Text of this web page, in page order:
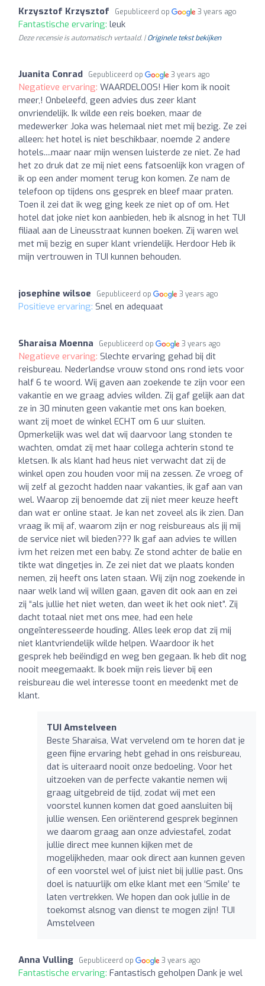
Krzysztof Krzysztof Gepubliceerd op 3 years ago
Fantastische ervaring: leuk
Deze recensie is automatisch vertaald. |Originele tekst bekijken
Juanita Conrad Gepubliceerd op 3 years ago
Negatieve ervaring: WAARDELOOS! Hier kom ik nooit
meer,! Onbeleefd, geen advies dus zeer klant
onvriendelijk. Ik wilde een reis boeken, maar de
medewerker Joka was helemaal niet met mij bezig. Ze zei
alleen: het hotel is niet beschikbaar, noemde 2 andere
hotels....maar naar mijn wensen luisterde ze niet. Ze had
het zo druk dat ze mij niet eens fatsoenlijk kon vragen of
ik op een ander moment terug kon komen. Ze nam de
telefoon op tijdens ons gesprek en bleef maar praten.
Toen il zei dat ik weg ging keek ze niet op of om. Het
hotel dat joke niet kon aanbieden, heb ik alsnog in het TUI
filiaal aan de Lineusstraat kunnen boeken. Zij waren wel
met mij bezig en super klant vriendelijk. Herdoor Heb ik
mijn vertrouwen in TUI kunnen behouden.
josephine wilsoe Gepubliceerd op 3 years ago
Positieve ervaring: Snel en adequaat
Sharaisa Moenna Gepubliceerd op 3 years ago
Negatieve ervaring: Slechte ervaring gehad bij dit
reisbureau. Nederlandse vrouw stond ons rond iets voor
half 6 te woord. Wij gaven aan zoekende te zijn voor een
vakantie en we graag advies wilden. Zij gaf gelijk aan dat
ze in 30 minuten geen vakantie met ons kan boeken,
want zij moet de winkel ECHT om 6 uur sluiten.
Opmerkelijk was wel dat wij daarvoor lang stonden te
wachten, omdat zij met haar collega achterin stond te
kletsen. Ik als klant had heus niet verwacht dat zij de
winkel open zou houden voor mij na zessen. Ze vroeg of
wij zelf al gezocht hadden naar vakanties, ik gaf aan van
wel. Waarop zij benoemde dat zij niet meer keuze heeft
dan wat er online staat. Je kan net zoveel als ik zien. Dan
vraag ik mij af, waarom zijn er nog reisbureaus als jij mij
de service niet wil bieden??? Ik gaf aan advies te willen
ivm het reizen met een baby. Ze stond achter de balie en
tikte wat dingetjes in. Ze zei niet dat we plaats konden
nemen, zij heeft ons laten staan. Wij zijn nog zoekende in
naar welk land wij willen gaan, gaven dit ook aan en zei
zij “als jullie het niet weten, dan weet ik het ook niet”. Zij
dacht totaal niet met ons mee, had een hele
ongeïnteresseerde houding. Alles leek erop dat zij mij
niet klantvriendelijk wilde helpen. Waardoor ik het
gesprek heb beëindigd en weg ben gegaan. Ik heb dit nog
nooit meegemaakt. Ik boek mijn reis liever bij een
reisbureau die wel interesse toont en meedenkt met de
klant.
TUI Amstelveen
Beste Sharaisa, Wat vervelend om te horen dat je
geen fijne ervaring hebt gehad in ons reisbureau,
dat is uiteraard nooit onze bedoeling. Voor het
uitzoeken van de perfecte vakantie nemen wij
graag uitgebreid de tijd, zodat wij met een
voorstel kunnen komen dat goed aansluiten bij
jullie wensen. Een oriënterend gesprek beginnen
we daarom graag aan onze adviestafel, zodat
jullie direct mee kunnen kijken met de
mogelijkheden, maar ook direct aan kunnen geven
of een voorstel wel of juist niet bij jullie past. Ons
doel is natuurlijk om elke klant met een ‘Smile’ te
laten vertrekken. We hopen dan ook jullie in de
toekomst alsnog van dienst te mogen zijn! TUI
Amstelveen
Anna Vulling Gepubliceerd op 3 years ago
Fantastische ervaring: Fantastisch geholpen Dank je wel